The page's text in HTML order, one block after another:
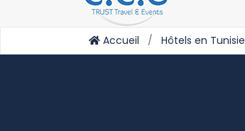
Accueil Hôtels en Tunisie